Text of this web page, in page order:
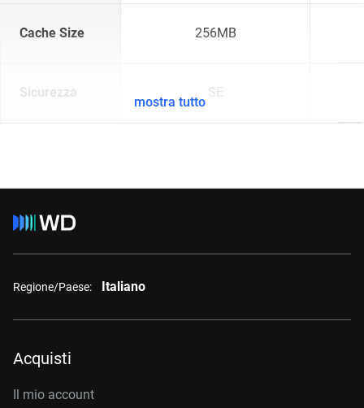
Cache Size 256MB
Sicurezza SE
mostra tutto
Regione/Paese: Italiano
Acquisti
Il mio account